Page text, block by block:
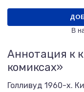
В
Аннотация к
комиксах»
Голливуд 1960-х.